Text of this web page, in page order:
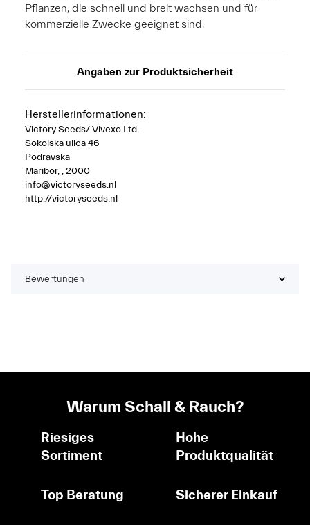
Pflanzen, die schnell und breit wachsen und für
kommerzielle Zwecke geeignet sind.
Angaben zur Produktsicherheit
Herstellerinformationen:
Victory Seeds/ Vivexo Ltd.
Sokolska ulica 46
Podravska
Maribor, , 2000
info@victoryseeds.nl
http://victoryseeds.nl
Bewertungen
Warum Schall & Rauch?
Riesiges
Sortiment
Hohe
Produktqualität
Top Beratung Sicherer Einkauf